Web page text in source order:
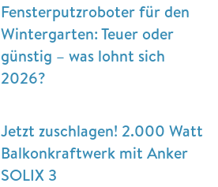
Fensterputzroboter für den
Wintergarten: Teuer oder
günstig – was lohnt sich
2026?
Jetzt zuschlagen! 2.000 Watt
Balkonkraftwerk mit Anker
SOLIX 3